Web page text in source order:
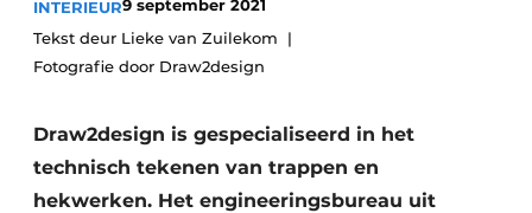
INTERIEUR9 september 2021
Tekst deur Lieke van Zuilekom
Fotografie door Draw2design
Draw2design is gespecialiseerd in het
technisch tekenen van trappen en
hekwerken. Het engineeringsbureau uit